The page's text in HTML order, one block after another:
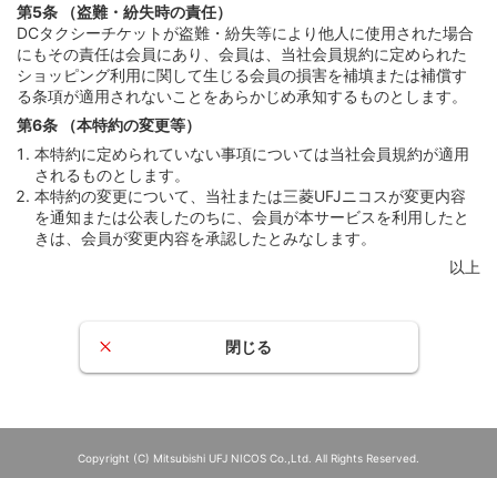
第5条 （盗難・紛失時の責任）
DCタクシーチケットが盗難・紛失等により他人に使用された場合
にもその責任は会員にあり、会員は、当社会員規約に定められた
ショッピング利用に関して生じる会員の損害を補填または補償す
る条項が適用されないことをあらかじめ承知するものとします。
第6条 （本特約の変更等）
本特約に定められていない事項については当社会員規約が適用
されるものとします。
本特約の変更について、当社または三菱UFJニコスが変更内容
を通知または公表したのちに、会員が本サービスを利用したと
きは、会員が変更内容を承認したとみなします。
以上
閉じる
Copyright (C) Mitsubishi UFJ NICOS Co.,Ltd. All Rights Reserved.